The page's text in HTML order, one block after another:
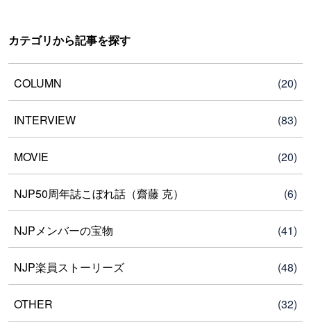
カテゴリから記事を探す
COLUMN (20)
INTERVIEW (83)
MOVIE (20)
NJP50周年誌こぼれ話（齋藤 克） (6)
NJPメンバーの宝物 (41)
NJP楽員ストーリーズ (48)
OTHER (32)